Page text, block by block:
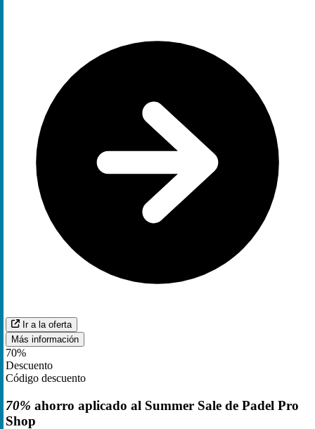
Ir a la oferta
Más información
70%
Descuento
Código descuento
70% ahorro aplicado al Summer Sale de Padel Pro
Shop